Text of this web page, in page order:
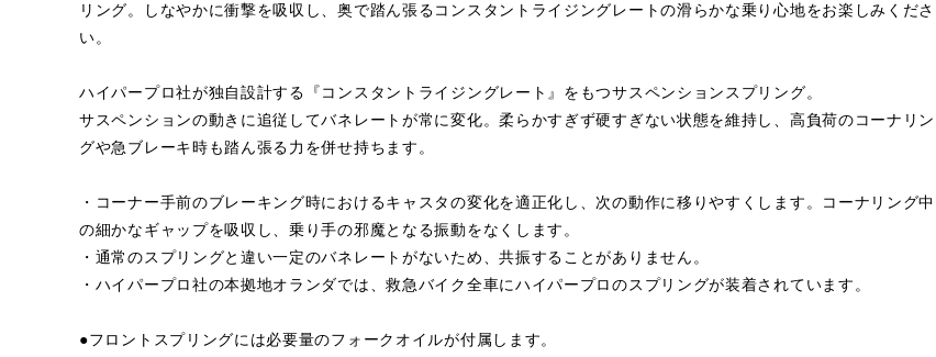
リング。しなやかに衝撃を吸収し、奥で踏ん張るコンスタントライジングレートの滑らかな乗り心地をお楽しみくださ
い。
ハイパープロ社が独自設計する『コンスタントライジングレート』をもつサスペンションスプリング。
サスペンションの動きに追従してバネレートが常に変化。柔らかすぎず硬すぎない状態を維持し、高負荷のコーナリン
グや急ブレーキ時も踏ん張る力を併せ持ちます。
・コーナー手前のブレーキング時におけるキャスタの変化を適正化し、次の動作に移りやすくします。コーナリング中
の細かなギャップを吸収し、乗り手の邪魔となる振動をなくします。
・通常のスプリングと違い一定のバネレートがないため、共振することがありません。
・ハイパープロ社の本拠地オランダでは、救急バイク全車にハイパープロのスプリングが装着されています。
●フロントスプリングには必要量のフォークオイルが付属します。